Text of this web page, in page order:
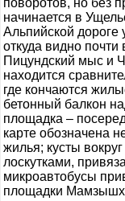
поворотов, но без
начинается в
Альпийской
откуда видно почти
Пицундский мыс и
находится
где кончаются
бетонный балкон
площадка –
карте обозначена
жилья; кусты
лоскутками,
микроавтобусы
площадки